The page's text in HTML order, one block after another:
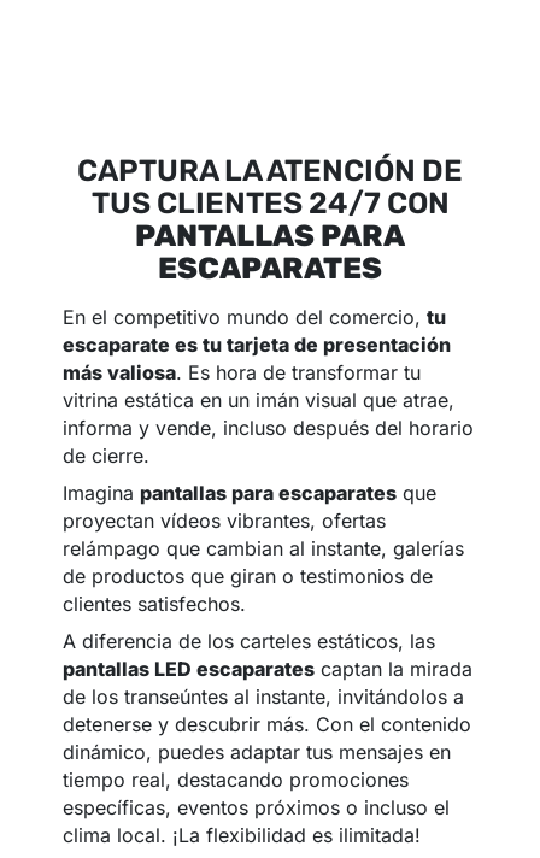
CAPTURA LA ATENCIÓN DE
TUS CLIENTES 24/7 CON
PANTALLAS PARA
ESCAPARATES
En el competitivo mundo del comercio, tu
escaparate es tu tarjeta de presentación
más valiosa. Es hora de transformar tu
vitrina estática en un imán visual que atrae,
informa y vende, incluso después del horario
de cierre.
Imagina pantallas para escaparates que
proyectan vídeos vibrantes, ofertas
relámpago que cambian al instante, galerías
de productos que giran o testimonios de
clientes satisfechos.
A diferencia de los carteles estáticos, las
pantallas LED escaparates captan la mirada
de los transeúntes al instante, invitándolos a
detenerse y descubrir más. Con el contenido
dinámico, puedes adaptar tus mensajes en
tiempo real, destacando promociones
específicas, eventos próximos o incluso el
clima local. ¡La flexibilidad es ilimitada!